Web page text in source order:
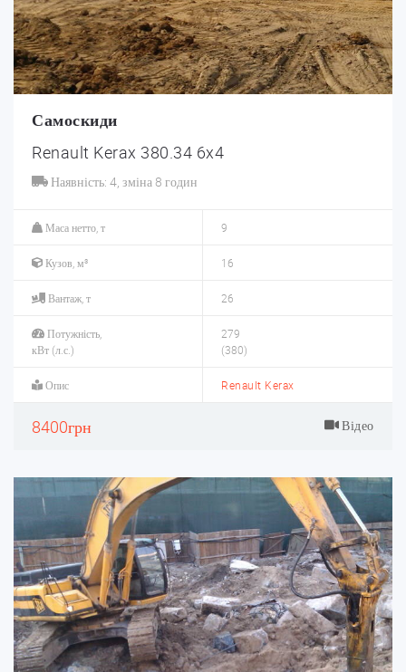
Самоскиди
Renault Kerax 380.34 6x4
Наявність: 4, зміна 8 годин
Маса нетто, т 9
Кузов, м³ 16
Вантаж, т 26
Потужність,
кВт (л.с.)
279
(380)
Опис Renault Kerax
8400грн Відео